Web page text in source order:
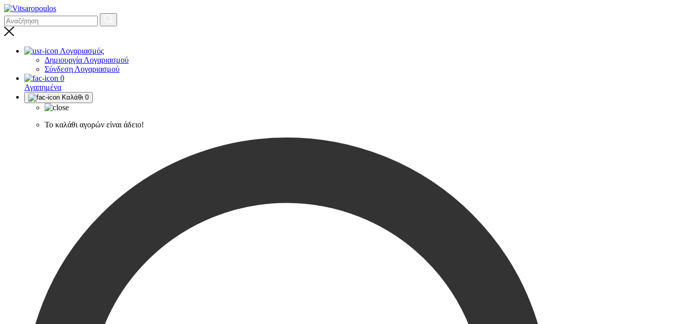
Λογαριασμός
Δημιουργία Λογαριασμού
Σύνδεση Λογαριασμού
0
Αγαπημένα
Καλάθι 0
Το καλάθι αγορών είναι άδειο!